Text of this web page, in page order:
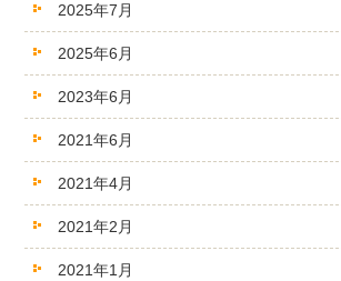
2025年7月
2025年6月
2023年6月
2021年6月
2021年4月
2021年2月
2021年1月